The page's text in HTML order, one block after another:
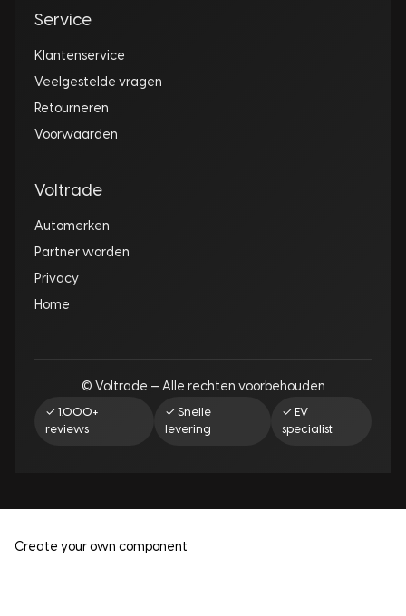
Service
Klantenservice
Veelgestelde vragen
Retourneren
Voorwaarden
Voltrade
Automerken
Partner worden
Privacy
Home
© Voltrade — Alle rechten voorbehouden
✓ 1.000+
reviews
✓ Snelle
levering
✓ EV
specialist
Create your own component